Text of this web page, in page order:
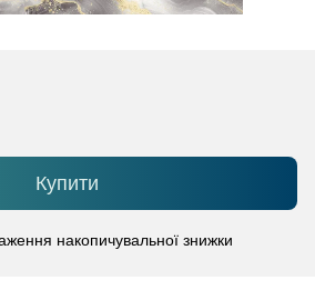
Купити
накопичувальної знижки